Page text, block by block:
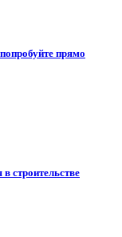
прямо
строительстве